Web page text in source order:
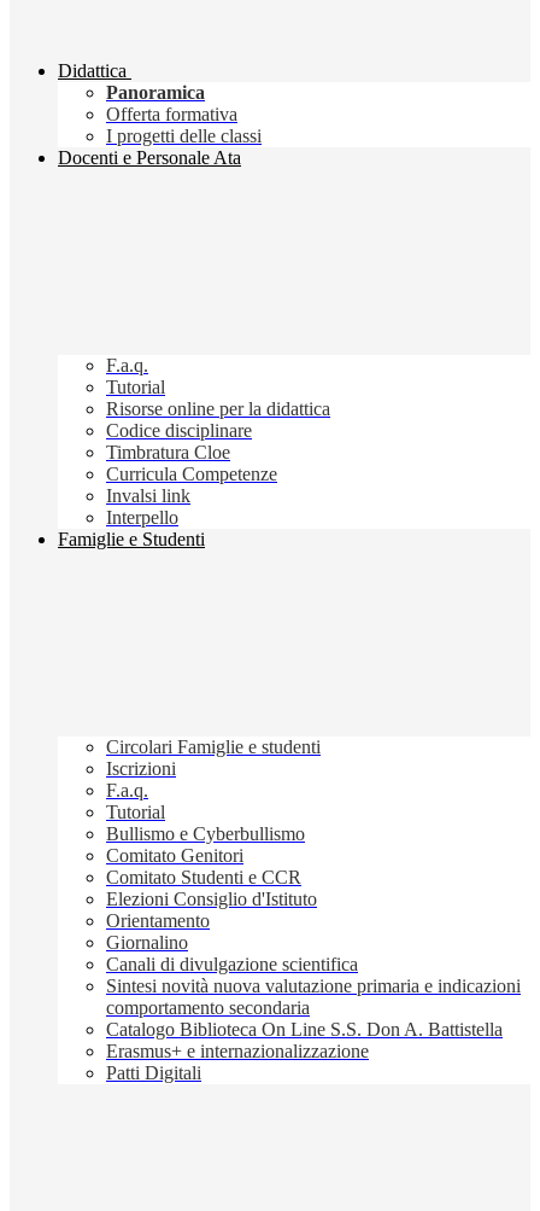
Didattica
Panoramica
Offerta formativa
I progetti delle classi
Docenti e Personale Ata
F.a.q.
Tutorial
Risorse online per la didattica
Codice disciplinare
Timbratura Cloe
Curricula Competenze
Invalsi link
Interpello
Famiglie e Studenti
Circolari Famiglie e studenti
Iscrizioni
F.a.q.
Tutorial
Bullismo e Cyberbullismo
Comitato Genitori
Comitato Studenti e CCR
Elezioni Consiglio d'Istituto
Orientamento
Giornalino
Canali di divulgazione scientifica
Sintesi novità nuova valutazione primaria e indicazioni
comportamento secondaria
Catalogo Biblioteca On Line S.S. Don A. Battistella
Erasmus+ e internazionalizzazione
Patti Digitali